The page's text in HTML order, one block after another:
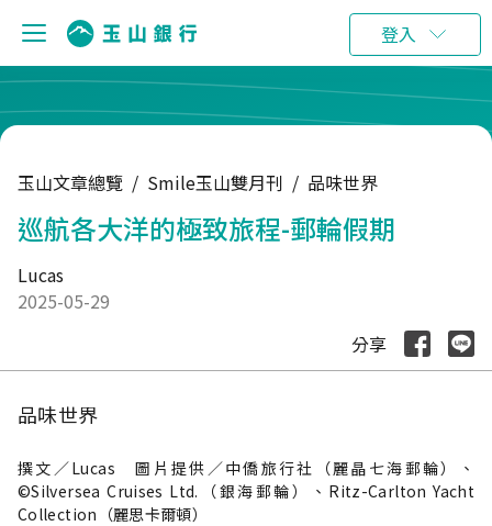
登入
玉山文章總覽 / Smile玉山雙月刊 / 品味世界
巡航各大洋的極致旅程-郵輪假期
Lucas
2025-05-29
分享
品味世界
撰文／Lucas 圖片提供／中僑旅行社（麗晶七海郵輪）、
©Silversea Cruises Ltd.（銀海郵輪）、Ritz-Carlton Yacht
Collection（麗思卡爾頓）